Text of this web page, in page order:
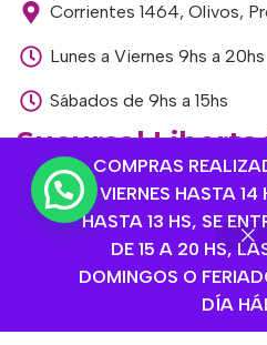
COMPRAS
VIERNES HASTA
HASTA 13 HS, SE
DE 15 A 20 HS,
DOMINGOS O
DÍA
Corrientes 1464, Olivos,
Lunes a Viernes 9hs a 20hs
Sábados de 9hs a 15hs
Sucursal
1168893524
Av. del Libertador 1915,
Buenos Aires
Lunes a Viernes de 9hs a
Sábados de 9hs a 15hs